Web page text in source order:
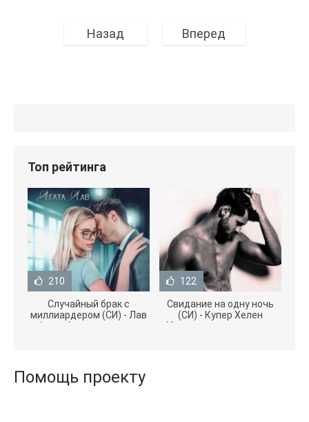
Назад Вперед
Топ рейтинга
210
Случайный брак с
миллиардером (СИ) - Лав
Агата (полная версия
122
Свидание на одну ночь
(СИ) - Купер Хелен
(бесплатные серии книг
Помощь проекту